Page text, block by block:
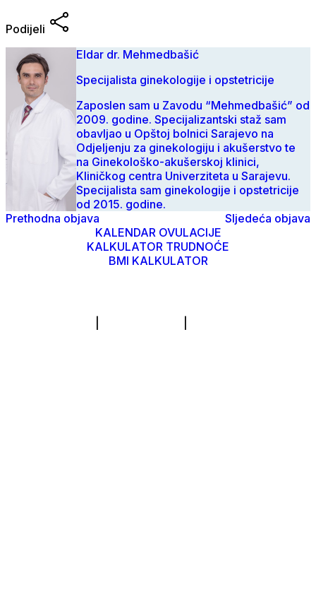
Podijeli
Eldar dr. Mehmedbašić
Specijalista ginekologije i opstetricije
Zaposlen sam u Zavodu “Mehmedbašić” od
2009. godine. Specijalizantski staž sam
obavljao u Opštoj bolnici Sarajevo na
Odjeljenju za ginekologiju i akušerstvo te
na Ginekološko-akušerskoj klinici,
Kliničkog centra Univerziteta u Sarajevu.
Specijalista sam ginekologije i opstetricije
od 2015. godine.
Prethodna objava
Sljedeća objava
KALENDAR OVULACIJE
KALKULATOR TRUDNOĆE
BMI KALKULATOR